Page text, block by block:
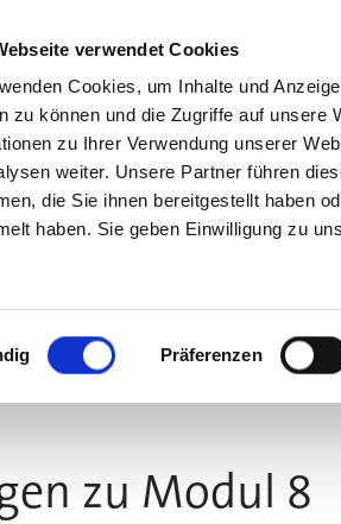
verwendet Cookies
Cookies, um Inhalte und
zu können und die Zugriffe auf unsere
zu Ihrer Verwendung unserer
weiter. Unsere Partner führen
die Sie ihnen bereitgestellt haben
haben. Sie geben Einwilligung zu
Präferenzen
zu Modul 8